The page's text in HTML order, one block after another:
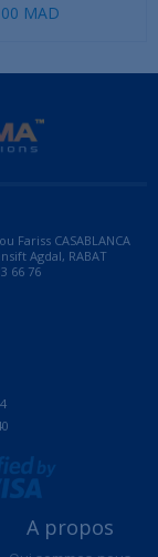
MAD
Fariss CASABLANCA
Agdal, RABAT
66 76
A propos